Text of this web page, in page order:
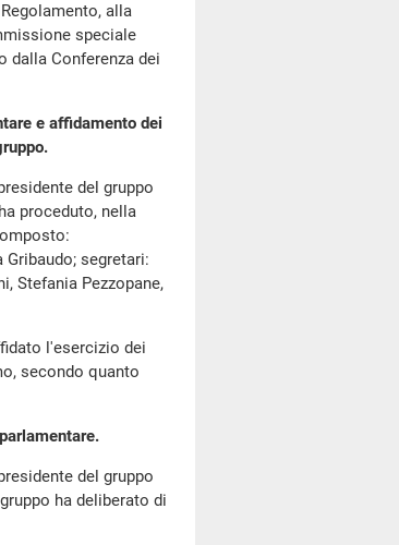
alla
speciale
dalla Conferenza dei
e affidamento dei
del gruppo
proceduto, nella
segretari:
Stefania Pezzopane,
l'esercizio dei
secondo quanto
del gruppo
ha deliberato di